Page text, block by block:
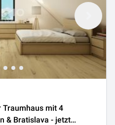
Traumhaus mit 4
& Bratislava - jetzt